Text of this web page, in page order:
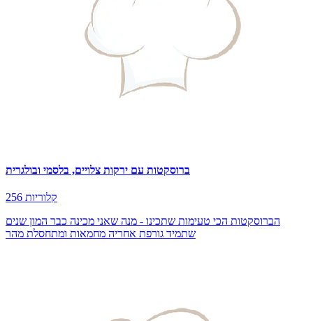
ברוסקטות עם ירקות צלויים, בלסמי ובולגרית
256 קלוריות
הברוסקטות הכי טעימות שתכינו - מנה שאני מכינה כבר המון שנים
שתמיד גורפת אחריה מחמאות ומתחסלת מהר